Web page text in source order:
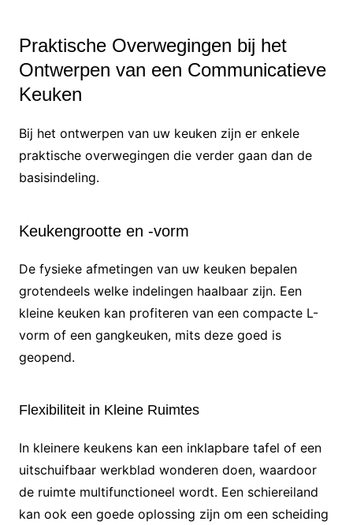
Praktische Overwegingen bij het
Ontwerpen van een Communicatieve
Keuken
Bij het ontwerpen van uw keuken zijn er enkele
praktische overwegingen die verder gaan dan de
basisindeling.
Keukengrootte en -vorm
De fysieke afmetingen van uw keuken bepalen
grotendeels welke indelingen haalbaar zijn. Een
kleine keuken kan profiteren van een compacte L-
vorm of een gangkeuken, mits deze goed is
geopend.
Flexibiliteit in Kleine Ruimtes
In kleinere keukens kan een inklapbare tafel of een
uitschuifbaar werkblad wonderen doen, waardoor
de ruimte multifunctioneel wordt. Een schiereiland
kan ook een goede oplossing zijn om een scheiding